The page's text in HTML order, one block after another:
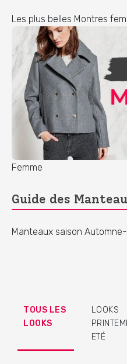
Les plus belles Montres
Femme
Guide des
Manteaux saison
TOUS LES
LOOKS
LOOKS
ETÉ